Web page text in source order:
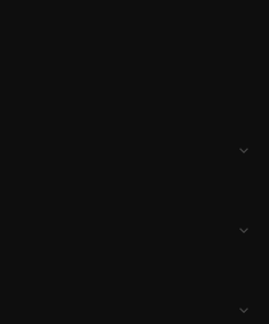


